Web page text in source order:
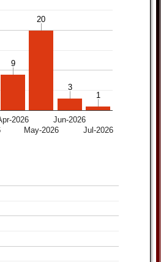
2026
May-2026
Jun-2026
Jul-2026
9
9
20
20
3
3
1
1